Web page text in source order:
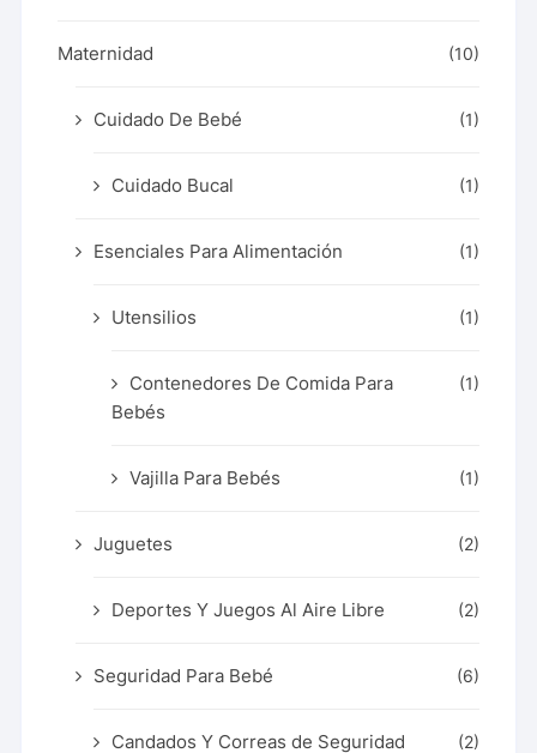
Maternidad (10)
Cuidado De Bebé (1)
Cuidado Bucal (1)
Esenciales Para Alimentación (1)
Utensilios (1)
Contenedores De Comida Para
Bebés
(1)
Vajilla Para Bebés (1)
Juguetes (2)
Deportes Y Juegos Al Aire Libre (2)
Seguridad Para Bebé (6)
Candados Y Correas de Seguridad (2)